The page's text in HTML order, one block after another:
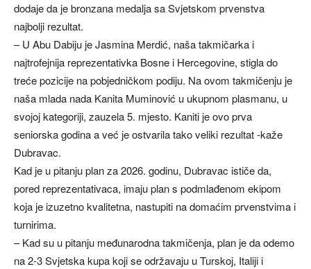
dodaje da je bronzana medalja sa Svjetskom prvenstva
najbolji rezultat.
– U Abu Dabiju je Jasmina Merdić, naša takmičarka i
najtrofejnija reprezentativka Bosne i Hercegovine, stigla do
treće pozicije na pobjedničkom podiju. Na ovom takmičenju je
naša mlada nada Kanita Muminović u ukupnom plasmanu, u
svojoj kategoriji, zauzela 5. mjesto. Kaniti je ovo prva
seniorska godina a već je ostvarila tako veliki rezultat -kaže
Dubravac.
Kad je u pitanju plan za 2026. godinu, Dubravac ističe da,
pored reprezentativaca, imaju plan s podmlađenom ekipom
koja je izuzetno kvalitetna, nastupiti na domaćim prvenstvima i
turnirima.
– Kad su u pitanju međunarodna takmičenja, plan je da odemo
na 2-3 Svjetska kupa koji se održavaju u Turskoj, Italiji i